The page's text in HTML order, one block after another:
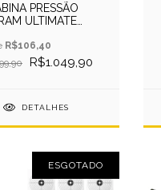
PRESSÃO
ULTIMATE
R$106,40
R$1.049,90
DETALHES
ESGOTADO